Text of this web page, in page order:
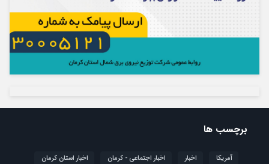
برچسب ها
آمریکا اخبار اخبار اجتماعی - کرمان
اخبار استان کرمان